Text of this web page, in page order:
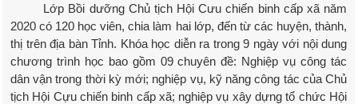
Lớp Bồi dưỡng Chủ tịch Hội Cưu chiến binh cấp xã năm
2020 có 120 học viên, chia làm hai lớp, đến từ các huyện, thành,
thị trên địa bàn Tỉnh. Khóa học diễn ra trong 9 ngày với nội dung
chương trình học bao gồm 09 chuyên đề: Nghiệp vụ công tác
dân vận trong thời kỳ mới; nghiệp vụ, kỹ năng công tác của Chủ
tịch Hội Cựu chiến binh cấp xã; nghiệp vụ xây dựng tổ chức Hội